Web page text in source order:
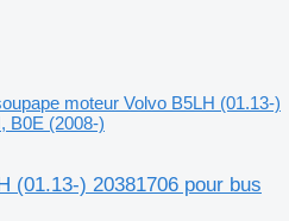
moteur Volvo B5LH (01.13-)
B0E (2008-)
(01.13-) 20381706 pour bus